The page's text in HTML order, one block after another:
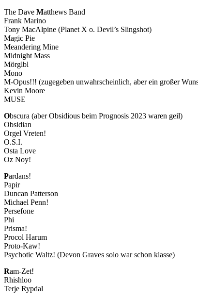
The Dave Matthews Band
Frank Marino
Tony MacAlpine (Planet X o. Devil’s Slingshot)
Magic Pie
Meandering Mine
Midnight Mass
Mörglbl
Mono
M-Opus!!! (zugegeben unwahrscheinlich, aber ein großer
Kevin Moore
MUSE
Obscura (aber Obsidious beim Prognosis 2023 waren geil)
Obsidian
Orgel Vreten!
O.S.I.
Osta Love
Oz Noy!
Pardans!
Papir
Duncan Patterson
Michael Penn!
Persefone
Phi
Prisma!
Procol Harum
Proto-Kaw!
Psychotic Waltz! (Devon Graves solo war schon klasse)
Ram-Zet!
Rhishloo
Terje Rypdal